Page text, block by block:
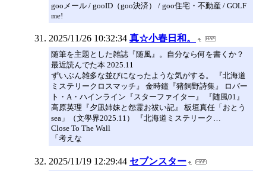
gooメール / gooID（goo決済） / goo住宅・不動産 / GOLF
me!
2025/11/26 10:32:34 真☆小春日和。
随筆を主題とした雑誌『随風』。自分なら何を書くか？
最近読んでた本 2025.11
ずいぶん雑多な並びになったような気がする。 『北海道
ミステリークロスマッチ』 金時鐘『猪飼野詩集』 ロバー
ト・A・ハインライン『スターファイター』 『随風01』
高原英理『夕凪姉妹と怨霊お祓い記』 板垣真任「おとう
sea」（文學界2025.11） 『北海道ミステリーク…
Close To The Wall
「考えな
2025/11/19 12:29:44 セブンスター